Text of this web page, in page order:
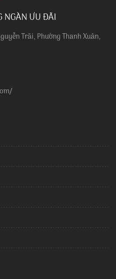
NGÀN ƯU ĐÃI
Trãi, Phường Thanh Xuân,